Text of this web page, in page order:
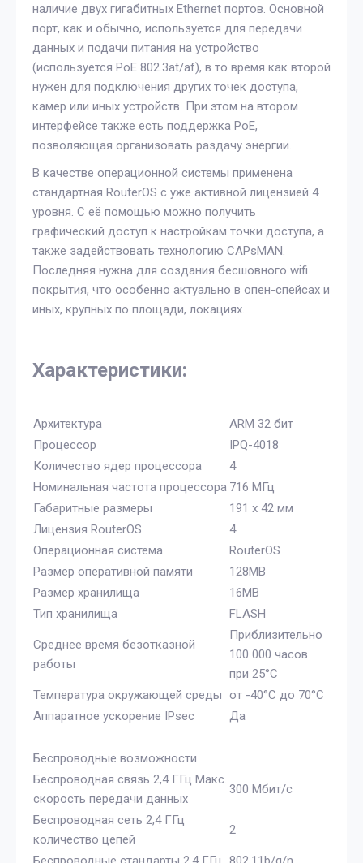
наличие двух гигабитных Ethernet портов. Основной
порт, как и обычно, используется для передачи
данных и подачи питания на устройство
(используется PoE 802.3at/af), в то время как второй
нужен для подключения других точек доступа,
камер или иных устройств. При этом на втором
интерфейсе также есть поддержка PoE,
позволяющая организовать раздачу энергии.
В качестве операционной системы применена
стандартная RouterOS с уже активной лицензией 4
уровня. С её помощью можно получить
графический доступ к настройкам точки доступа, а
также задействовать технологию CAPsMAN.
Последняя нужна для создания бесшовного wifi
покрытия, что особенно актуально в опен-спейсах и
иных, крупных по площади, локациях.
Характеристики:
Архитектура
ARM 32 бит
Процессор
IPQ-4018
Количество ядер процессора
4
Номинальная частота процессора 716 МГц
Габаритные размеры
191 х 42 мм
Лицензия RouterOS
4
Операционная система
RouterOS
Размер оперативной памяти
128MB
Размер хранилища
16MB
Тип хранилища
FLASH
Среднее время безотказной
работы
Приблизительно
100 000 часов
при 25°C
Температура окружающей среды от -40°C до 70°C
Аппаратное ускорение IPsec
Да
Беспроводные возможности
Беспроводная связь 2,4 ГГц Макс.
скорость передачи данных
300 Мбит/с
Беспроводная сеть 2,4 ГГц
количество цепей
2